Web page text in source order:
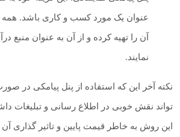
عنوان یک مورد کسب و کاری باشد. همه
آن را تهیه کرده و از آن به عنوان منبع
نمایند.
نکته آخر این که استفاده از پنل پیامکی در
تواند نقش خوبی در اطلاع رسانی و تبلیغات
این روش به خاطر قیمت پایین و تاثیر گذاری